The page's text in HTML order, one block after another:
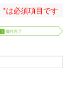
*は必須項目です